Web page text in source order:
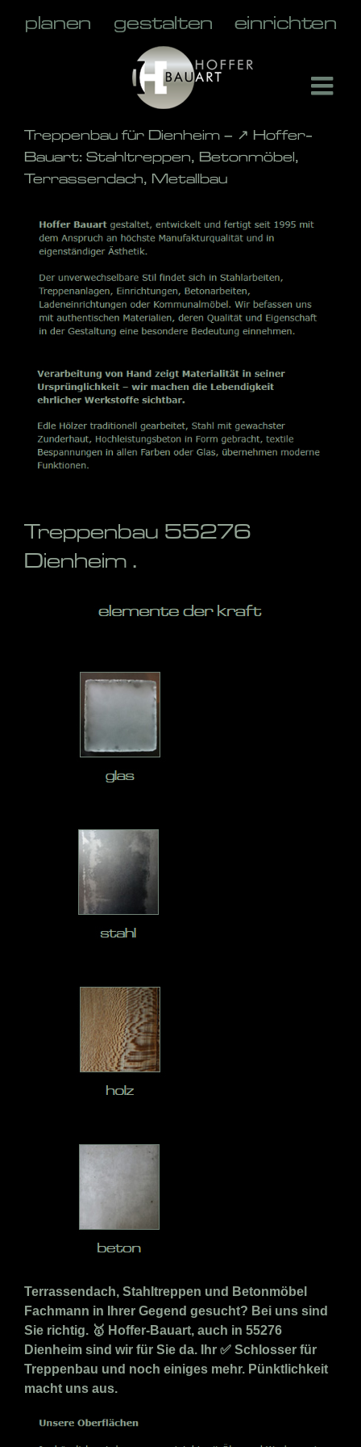
Treppenbau für Dienheim – ↗️ Hoffer-
Bauart: Stahltreppen, Betonmöbel,
Terrassendach, Metallbau
Treppenbau 55276
Dienheim .
Terrassendach, Stahltreppen und Betonmöbel
Fachmann in Ihrer Gegend gesucht? Bei uns sind
Sie richtig. 🥇 Hoffer-Bauart, auch in 55276
Dienheim sind wir für Sie da. Ihr ✅ Schlosser für
Treppenbau und noch einiges mehr. Pünktlichkeit
macht uns aus.